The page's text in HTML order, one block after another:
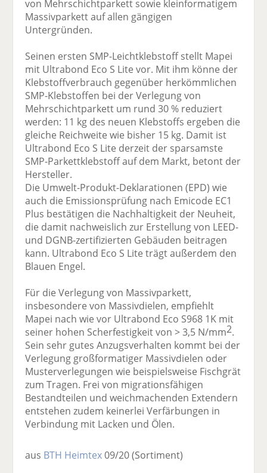
von Mehrschichtparkett sowie kleinformatigem
Massivparkett auf allen gängigen
Untergründen.
Seinen ersten SMP-Leichtklebstoff stellt Mapei
mit Ultrabond Eco S Lite vor. Mit ihm könne der
Klebstoffverbrauch gegenüber herkömmlichen
SMP-Klebstoffen bei der Verlegung von
Mehrschichtparkett um rund 30 % reduziert
werden: 11 kg des neuen Klebstoffs ergeben die
gleiche Reichweite wie bisher 15 kg. Damit ist
Ultrabond Eco S Lite derzeit der sparsamste
SMP-Parkettklebstoff auf dem Markt, betont der
Hersteller.
Die Umwelt-Produkt-Deklarationen (EPD) wie
auch die Emissionsprüfung nach Emicode EC1
Plus bestätigen die Nachhaltigkeit der Neuheit,
die damit nachweislich zur Erstellung von LEED-
und DGNB-zertifizierten Gebäuden beitragen
kann. Ultrabond Eco S Lite trägt außerdem den
Blauen Engel.
Für die Verlegung von Massivparkett,
insbesondere von Massivdielen, empfiehlt
Mapei nach wie vor Ultrabond Eco S968 1K mit
seiner hohen Scherfestigkeit von > 3,5 N/mm2.
Sein sehr gutes Anzugsverhalten kommt bei der
Verlegung großformatiger Massivdielen oder
Musterverlegungen wie beispielsweise Fischgrät
zum Tragen. Frei von migrationsfähigen
Bestandteilen und weichmachenden Extendern
entstehen zudem keinerlei Verfärbungen in
Verbindung mit Lacken und Ölen.
aus BTH Heimtex09/20(Sortiment)